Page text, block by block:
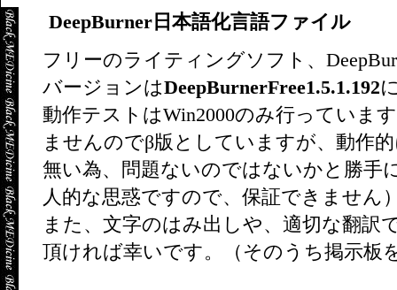
DeepBurner日本語化言語ファイル
フリーのライティングソフト、
バージョンはDeepBurnerFree1.5.1.192
動作テストはWin2000のみ行っていま
ませんのでβ版としていますが、動作
無い為、問題ないのではないかと勝手
人的な思惑ですので、保証できません
また、文字のはみ出しや、適切な翻訳
頂ければ幸いです。（そのうち掲示板